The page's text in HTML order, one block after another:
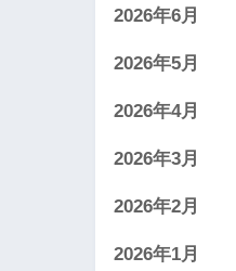
2026年6月
2026年5月
2026年4月
2026年3月
2026年2月
2026年1月